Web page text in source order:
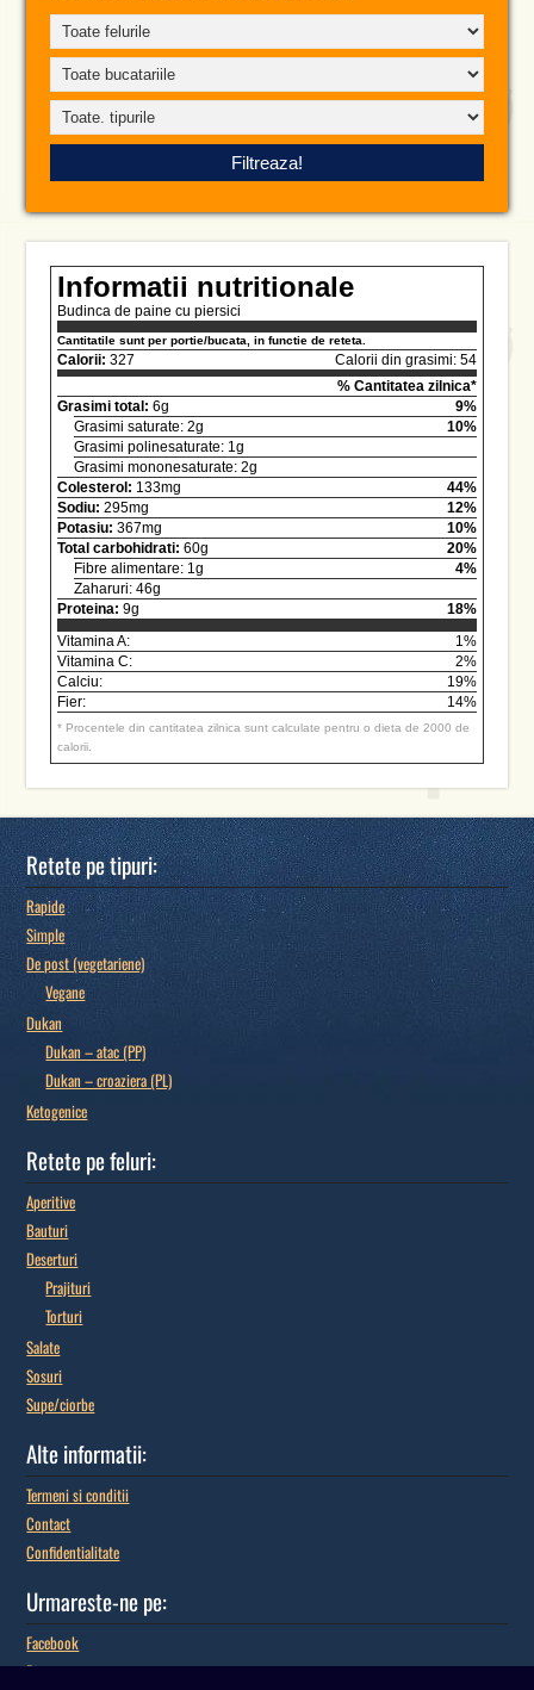
Informatii nutritionale
Budinca de paine cu piersici
Cantitatile sunt per portie/bucata, in functie de reteta.
Calorii: 327
Calorii din grasimi: 54
% Cantitatea zilnica*
Grasimi total: 6g
9%
Grasimi saturate: 2g
10%
Grasimi polinesaturate: 1g
Grasimi mononesaturate: 2g
Colesterol: 133mg
44%
Sodiu: 295mg
12%
Potasiu: 367mg
10%
Total carbohidrati: 60g
20%
Fibre alimentare: 1g
4%
Zaharuri: 46g
Proteina: 9g
18%
Vitamina A:
1%
Vitamina C:
2%
Calciu:
19%
Fier:
14%
* Procentele din cantitatea zilnica sunt calculate pentru o dieta de 2000 de
calorii.
Retete pe tipuri:
Rapide
Simple
De post (vegetariene)
Vegane
Dukan
Dukan – atac (PP)
Dukan – croaziera (PL)
Ketogenice
Retete pe feluri:
Aperitive
Bauturi
Deserturi
Prajituri
Torturi
Salate
Sosuri
Supe/ciorbe
Alte informatii:
Termeni si conditii
Contact
Confidentialitate
Urmareste-ne pe:
Facebook
Pinterest